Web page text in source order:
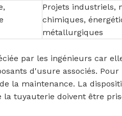
Projets industriels,
chimiques,
métallurgiques
par les ingénieurs car
d'usure associés. Pour
la maintenance. La
tuyauterie doivent être